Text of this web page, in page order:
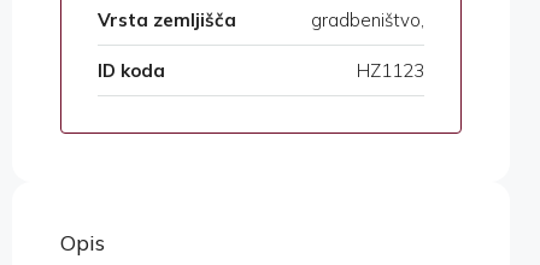
Vrsta zemljišča gradbeništvo,
ID koda HZ1123
Opis